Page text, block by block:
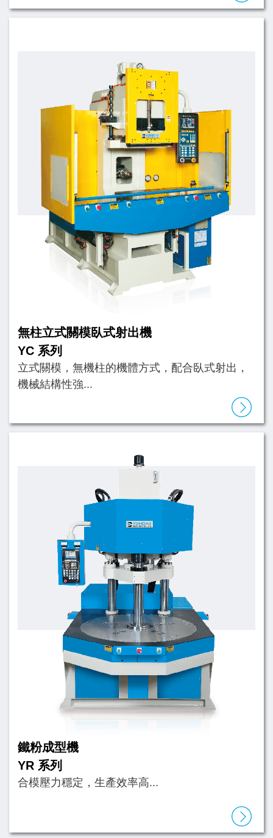
無柱立式關模臥式射出機
YC 系列
立式關模，無機柱的機體方式，配合臥式射出，
機械結構性強...
鐵粉成型機
YR 系列
合模壓力穩定，生產效率高...